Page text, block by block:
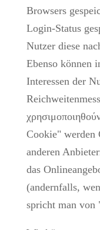
Browsers
Login-Status
Nutzer diese
Ebenso können
Interessen der
Cookie" werden
anderen
das
(andernfalls,
spricht man von